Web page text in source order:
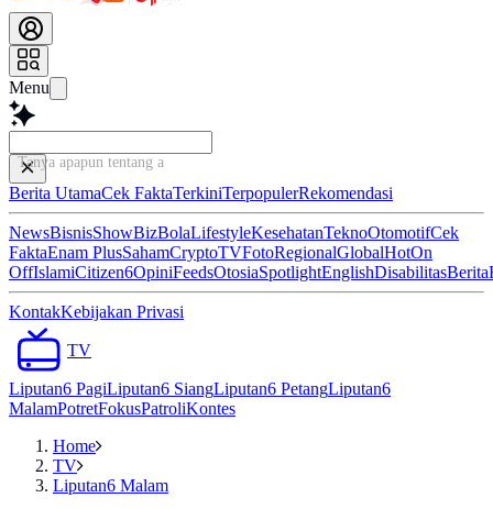
Menu
Tanya apapun tentang artikel
Berita UtamaCek FaktaTerkiniTerpopulerRekomendasi
NewsBisnisShowBizBolaLifestyleKesehatanTeknoOtomotifCek
FaktaEnam PlusSahamCryptoTVFotoRegionalGlobalHotOn
OffIslamiCitizen6OpiniFeedsOtosiaSpotlightEnglishDisabilitasBerita
KontakKebijakan Privasi
TV
Liputan6 PagiLiputan6 SiangLiputan6 PetangLiputan6
MalamPotretFokusPatroliKontes
Home
TV
Liputan6 Malam